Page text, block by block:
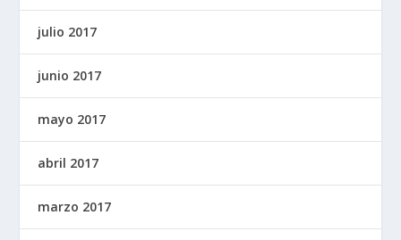
julio 2017
junio 2017
mayo 2017
abril 2017
marzo 2017